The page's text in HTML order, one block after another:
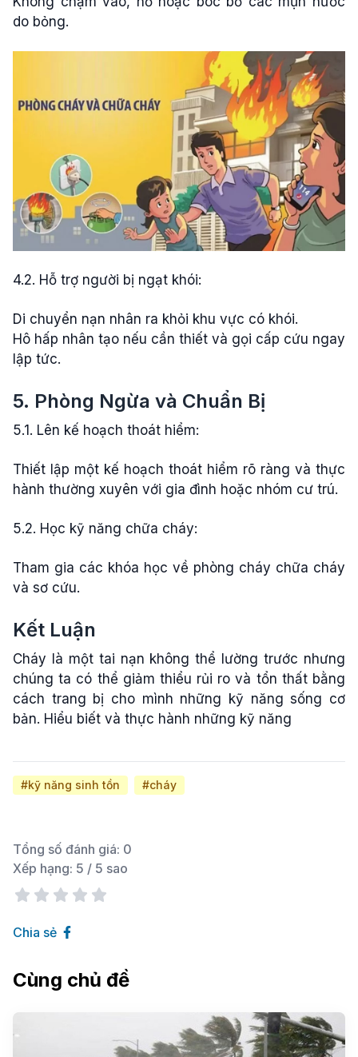
do bỏng.
4.2. Hỗ trợ người bị ngạt khói:
Di chuyển nạn nhân ra khỏi khu vực có khói.
Hô hấp nhân tạo nếu cần thiết và gọi cấp cứu ngay
lập tức.
5. Phòng Ngừa và Chuẩn Bị
5.1. Lên kế hoạch thoát hiểm:
Thiết lập một kế hoạch thoát hiểm rõ ràng và thực
hành thường xuyên với gia đình hoặc nhóm cư trú.
5.2. Học kỹ năng chữa cháy:
Tham gia các khóa học về phòng cháy chữa cháy
và sơ cứu.
Kết Luận
Cháy là một tai nạn không thể lường trước nhưng
chúng ta có thể giảm thiểu rủi ro và tổn thất bằng
cách trang bị cho mình những kỹ năng sống cơ
bản. Hiểu biết và thực hành những kỹ năng
#kỹ năng sinh tồn #cháy
Tổng số đánh giá: 0
Xếp hạng: 5 / 5 sao
Chia sẻ
Cùng chủ đề